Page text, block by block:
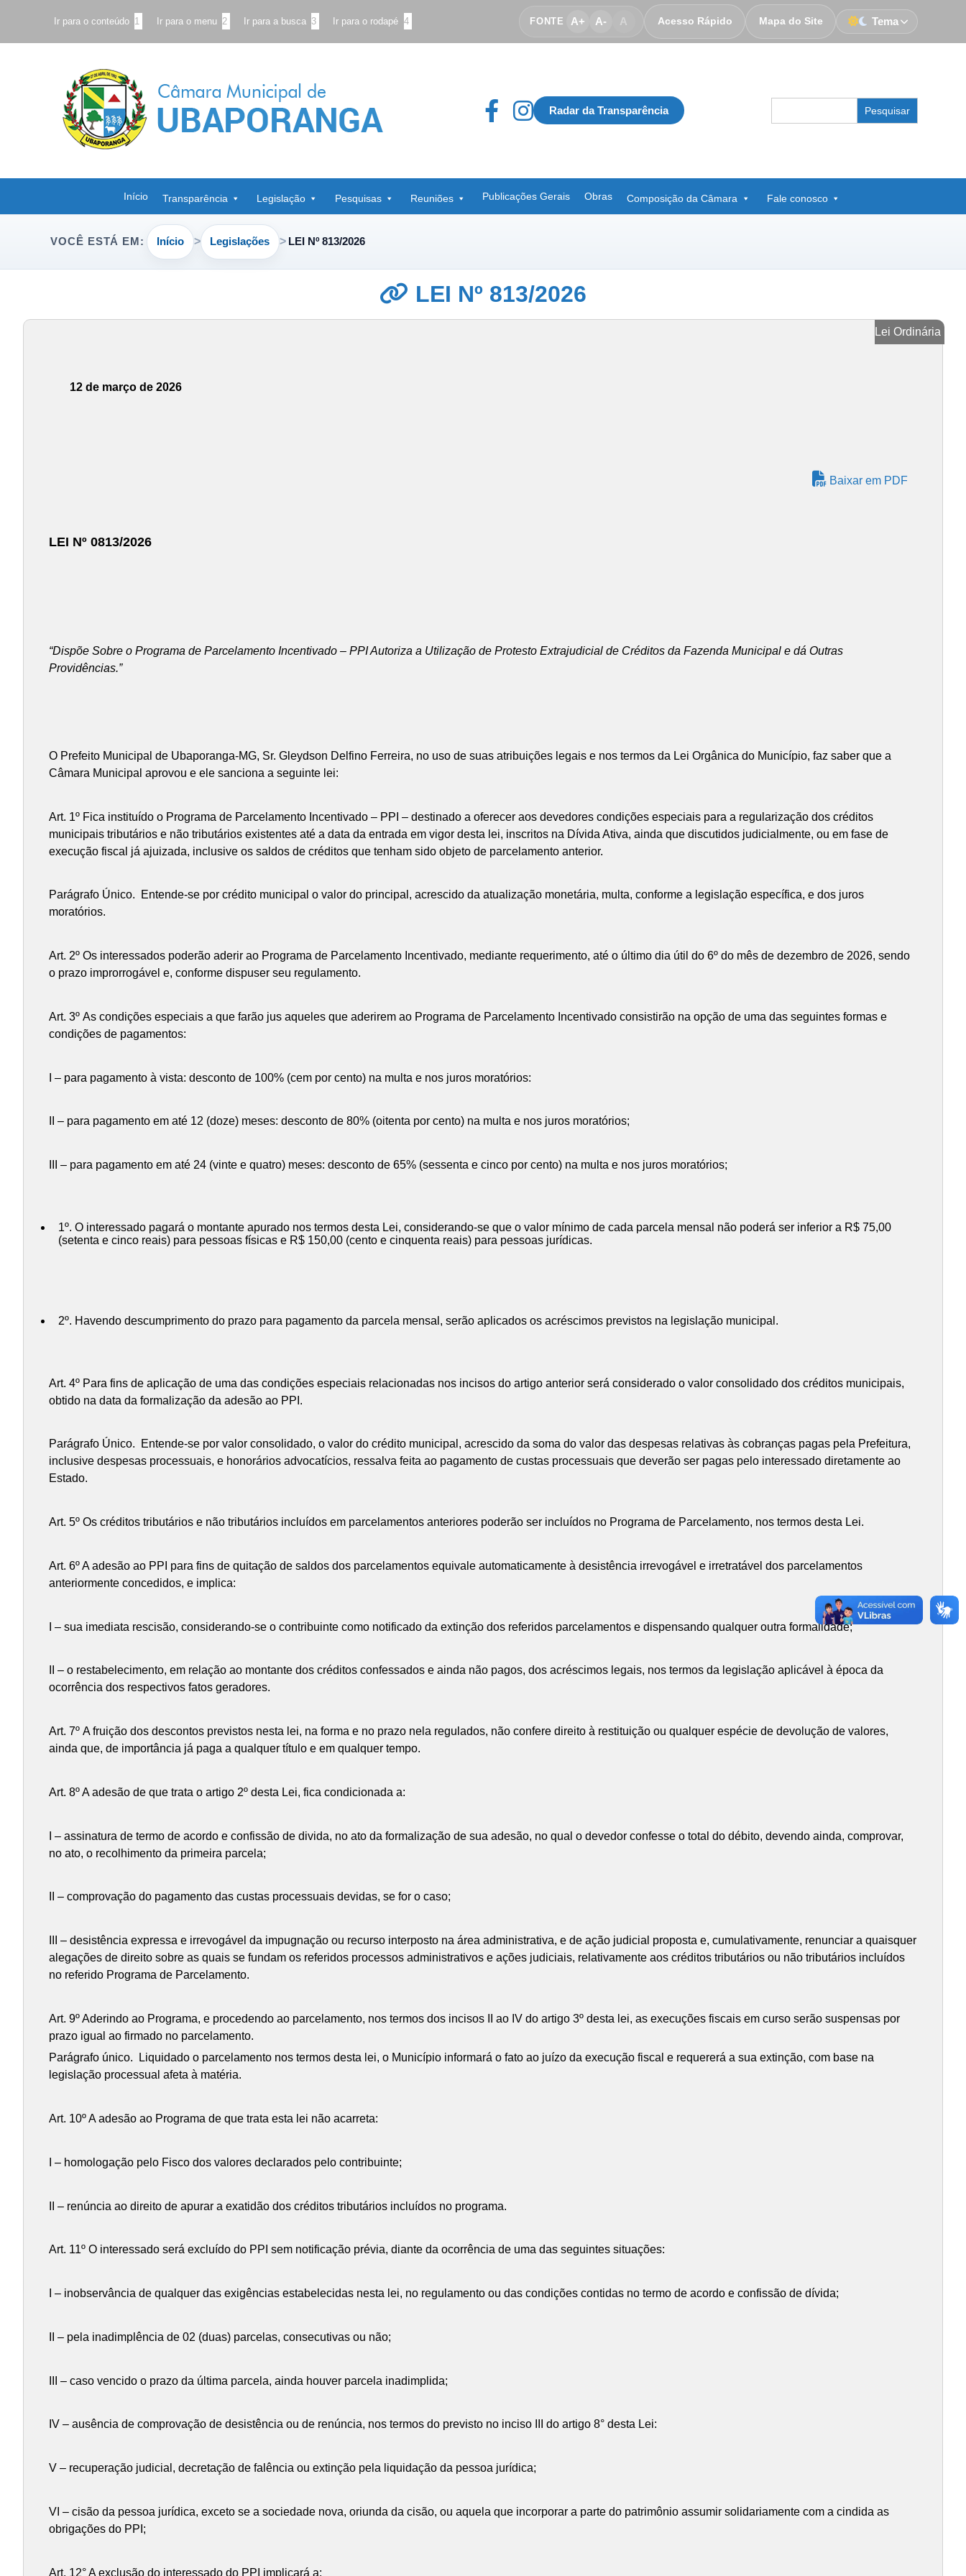
Ir para o conteúdo 1 Ir para o menu 2 Ir para a busca 3 Ir para o rodapé 4 FONTE A+ A- A Acesso Rápido Mapa do Site Tema
Radar da Transparência
for:
Início Transparência Legislação Pesquisas Reuniões Publicações Gerais Obras Composição da Câmara Fale conosco
VOCÊ ESTÁ EM: Início Legislações LEI Nº 813/2026
LEI Nº 813/2026
Lei Ordinária
12 de março de 2026
Baixar em PDF
LEI Nº 0813/2026
“Dispõe Sobre o Programa de Parcelamento Incentivado – PPI Autoriza a Utilização de Protesto Extrajudicial de Créditos da Fazenda Municipal e dá Outras
Providências.”
O Prefeito Municipal de Ubaporanga-MG, Sr. Gleydson Delfino Ferreira, no uso de suas atribuições legais e nos termos da Lei Orgânica do Município, faz saber que a
Câmara Municipal aprovou e ele sanciona a seguinte lei:
Art. 1º Fica instituído o Programa de Parcelamento Incentivado – PPI – destinado a oferecer aos devedores condições especiais para a regularização dos créditos
municipais tributários e não tributários existentes até a data da entrada em vigor desta lei, inscritos na Dívida Ativa, ainda que discutidos judicialmente, ou em fase de
execução fiscal já ajuizada, inclusive os saldos de créditos que tenham sido objeto de parcelamento anterior.
Parágrafo Único. Entende-se por crédito municipal o valor do principal, acrescido da atualização monetária, multa, conforme a legislação específica, e dos juros
moratórios.
Art. 2º Os interessados poderão aderir ao Programa de Parcelamento Incentivado, mediante requerimento, até o último dia útil do 6º do mês de dezembro de 2026, sendo
o prazo improrrogável e, conforme dispuser seu regulamento.
Art. 3º As condições especiais a que farão jus aqueles que aderirem ao Programa de Parcelamento Incentivado consistirão na opção de uma das seguintes formas e
condições de pagamentos:
I – para pagamento à vista: desconto de 100% (cem por cento) na multa e nos juros moratórios:
II – para pagamento em até 12 (doze) meses: desconto de 80% (oitenta por cento) na multa e nos juros moratórios;
III – para pagamento em até 24 (vinte e quatro) meses: desconto de 65% (sessenta e cinco por cento) na multa e nos juros moratórios;
1º. O interessado pagará o montante apurado nos termos desta Lei, considerando-se que o valor mínimo de cada parcela mensal não poderá ser inferior a R$ 75,00
(setenta e cinco reais) para pessoas físicas e R$ 150,00 (cento e cinquenta reais) para pessoas jurídicas.
2º. Havendo descumprimento do prazo para pagamento da parcela mensal, serão aplicados os acréscimos previstos na legislação municipal.
Art. 4º Para fins de aplicação de uma das condições especiais relacionadas nos incisos do artigo anterior será considerado o valor consolidado dos créditos municipais,
obtido na data da formalização da adesão ao PPI.
Parágrafo Único. Entende-se por valor consolidado, o valor do crédito municipal, acrescido da soma do valor das despesas relativas às cobranças pagas pela Prefeitura,
inclusive despesas processuais, e honorários advocatícios, ressalva feita ao pagamento de custas processuais que deverão ser pagas pelo interessado diretamente ao
Estado.
Art. 5º Os créditos tributários e não tributários incluídos em parcelamentos anteriores poderão ser incluídos no Programa de Parcelamento, nos termos desta Lei.
Art. 6º A adesão ao PPI para fins de quitação de saldos dos parcelamentos equivale automaticamente à desistência irrevogável e irretratável dos parcelamentos
anteriormente concedidos, e implica:
I – sua imediata rescisão, considerando-se o contribuinte como notificado da extinção dos referidos parcelamentos e dispensando qualquer outra formalidade;
II – o restabelecimento, em relação ao montante dos créditos confessados e ainda não pagos, dos acréscimos legais, nos termos da legislação aplicável à época da
ocorrência dos respectivos fatos geradores.
Art. 7º A fruição dos descontos previstos nesta lei, na forma e no prazo nela regulados, não confere direito à restituição ou qualquer espécie de devolução de valores,
ainda que, de importância já paga a qualquer título e em qualquer tempo.
Art. 8º A adesão de que trata o artigo 2º desta Lei, fica condicionada a:
I – assinatura de termo de acordo e confissão de divida, no ato da formalização de sua adesão, no qual o devedor confesse o total do débito, devendo ainda, comprovar,
no ato, o recolhimento da primeira parcela;
II – comprovação do pagamento das custas processuais devidas, se for o caso;
III – desistência expressa e irrevogável da impugnação ou recurso interposto na área administrativa, e de ação judicial proposta e, cumulativamente, renunciar a quaisquer
alegações de direito sobre as quais se fundam os referidos processos administrativos e ações judiciais, relativamente aos créditos tributários ou não tributários incluídos
no referido Programa de Parcelamento.
Art. 9º Aderindo ao Programa, e procedendo ao parcelamento, nos termos dos incisos II ao IV do artigo 3º desta lei, as execuções fiscais em curso serão suspensas por
prazo igual ao firmado no parcelamento.
Parágrafo único. Liquidado o parcelamento nos termos desta lei, o Município informará o fato ao juízo da execução fiscal e requererá a sua extinção, com base na
legislação processual afeta à matéria.
Art. 10º A adesão ao Programa de que trata esta lei não acarreta:
I – homologação pelo Fisco dos valores declarados pelo contribuinte;
II – renúncia ao direito de apurar a exatidão dos créditos tributários incluídos no programa.
Art. 11º O interessado será excluído do PPI sem notificação prévia, diante da ocorrência de uma das seguintes situações:
I – inobservância de qualquer das exigências estabelecidas nesta lei, no regulamento ou das condições contidas no termo de acordo e confissão de dívida;
II – pela inadimplência de 02 (duas) parcelas, consecutivas ou não;
III – caso vencido o prazo da última parcela, ainda houver parcela inadimplida;
IV – ausência de comprovação de desistência ou de renúncia, nos termos do previsto no inciso III do artigo 8° desta Lei:
V – recuperação judicial, decretação de falência ou extinção pela liquidação da pessoa jurídica;
VI – cisão da pessoa jurídica, exceto se a sociedade nova, oriunda da cisão, ou aquela que incorporar a parte do patrimônio assumir solidariamente com a cindida as
obrigações do PPI;
Art. 12° A exclusão do interessado do PPI implicará a: